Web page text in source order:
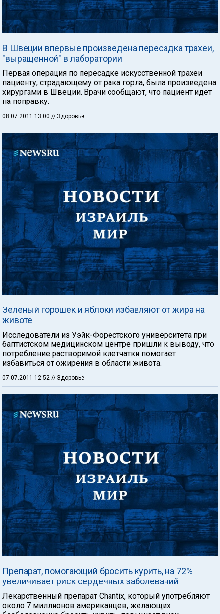
В Швеции впервые произведена пересадка трахеи,
"выращенной" в лаборатории
Первая операция по пересадке искусственной трахеи
пациенту, страдающему от рака горла, была произведена
хирургами в Швеции. Врачи сообщают, что пациент идет
на поправку.
08.07.2011 13:00 // Здоровье
Зеленый горошек и яблоки избавляют от жира на
животе
Исследователи из Уэйк-Форестского университета при
баптистском медицинском центре пришли к выводу, что
потребление растворимой клетчатки помогает
избавиться от ожирения в области живота.
07.07.2011 12:52 // Здоровье
Препарат, помогающий бросить курить, на 72%
увеличивает риск сердечных заболеваний
Лекарственный препарат Chantix, который употребляют
около 7 миллионов американцев, желающих